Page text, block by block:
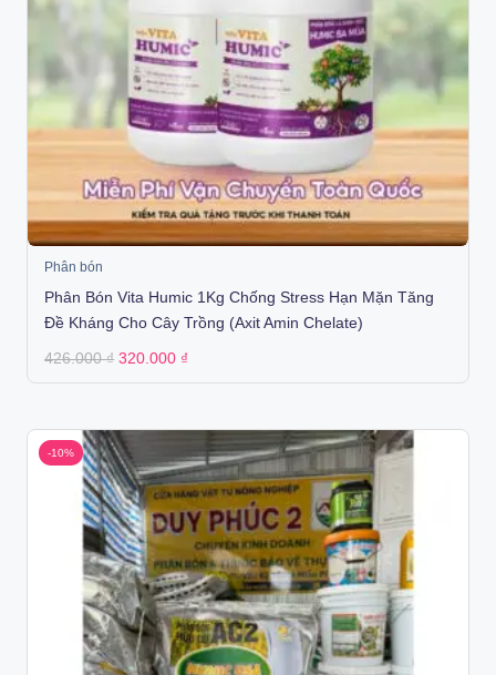
Phân bón
Phân Bón Vita Humic 1Kg Chống Stress Hạn Mặn Tăng
Đề Kháng Cho Cây Trồng (Axit Amin Chelate)
426.000₫ Original
was:
320.000 ₫
is:
-10%